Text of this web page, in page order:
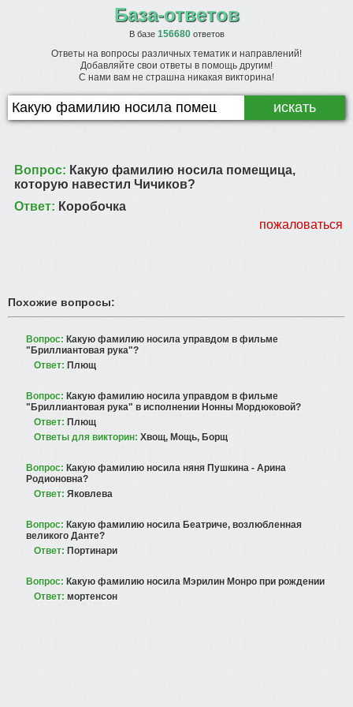
База-ответов
В базе 156680ответов
Ответы на вопросы различных тематик и направлений!
Добавляйте свои ответы в помощь другим!
С нами вам не страшна никакая викторина!
Вопрос: Какую фамилию носила помещица,
которую навестил Чичиков?
Ответ: Коробочка
пожаловаться
Похожие вопросы:
Вопрос: Какую фамилию носила управдом в фильме
"Бриллиантовая рука"?
Ответ: Плющ
Вопрос: Какую фамилию носила управдом в фильме
"Бриллиантовая рука" в исполнении Нонны Мордюковой?
Ответ: Плющ
Ответы для викторин: Хвощ, Мощь, Борщ
Вопрос: Какую фамилию носила няня Пушкина - Арина
Родионовна?
Ответ: Яковлева
Вопрос: Какую фамилию носила Беатриче, возлюбленная
великого Данте?
Ответ: Портинари
Вопрос: Какую фамилию носила Мэрилин Монро при рождении
Ответ: мортенсон